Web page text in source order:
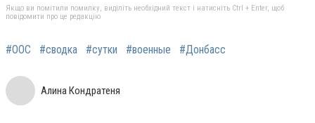
Якщо ви помітили помилку, виділіть необхідний текст і натисніть Ctrl + Enter, щоб
повідомити про це редакцію
#ООС #сводка #сутки #военные #Донбасс
Алина Кондратеня